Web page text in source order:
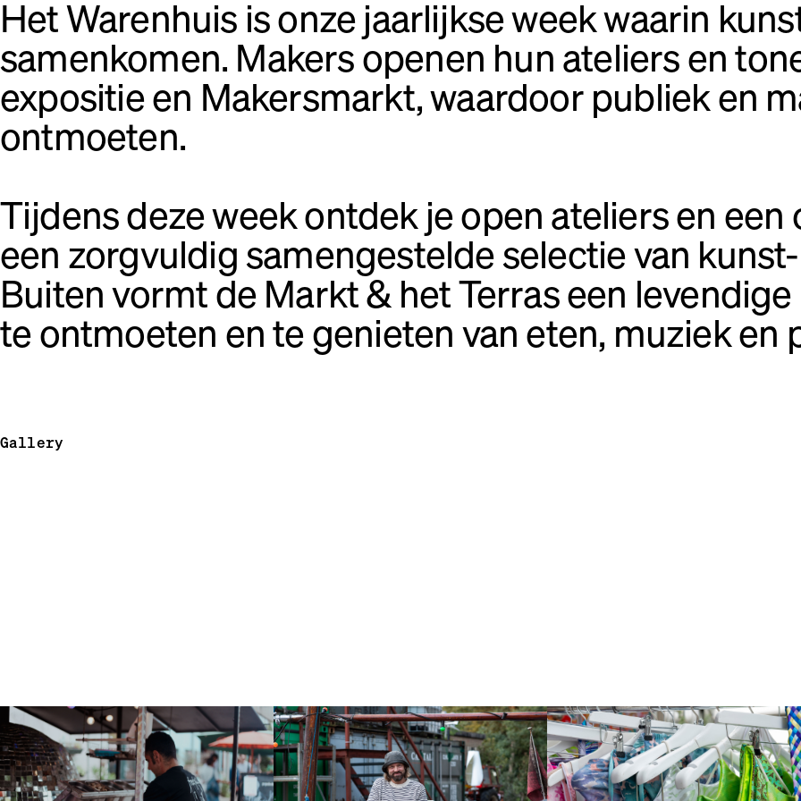
Het Warenhuis is onze jaarlijkse week waarin
samenkomen. Makers openen hun ateliers en
expositie en Makersmarkt, waardoor publiek en
ontmoeten.
Tijdens deze week ontdek je open ateliers en
een zorgvuldig samengestelde selectie van
Buiten vormt de Markt & het Terras een
Gallery